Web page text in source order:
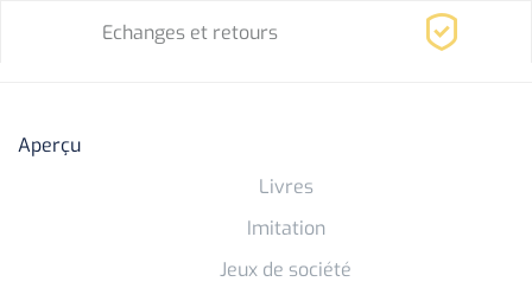
Echanges et retours
Aperçu
Livres
Imitation
Jeux de société